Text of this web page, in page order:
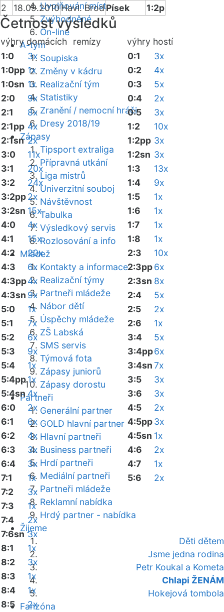
Uvolňování míst
Zvýhodněné
On-line
A-tým
Soupiska
Změny v kádru
Realizační tým
Statistiky
Zranění / nemocní hráči
Dresy 2018/19
Zápasy
Tipsport extraliga
Přípravná utkání
Liga mistrů
Univerzitní souboj
Návštěvnost
Tabulka
Výsledkový servis
Rozlosování a info
Mládež
Kontakty a informace
Realizační týmy
Partneři mládeže
Nábor dětí
Úspěchy mládeže
ZŠ Labská
SMS servis
Týmová fota
Zápasy juniorů
Zápasy dorostu
Partneři
Generální partner
GOLD hlavní partner
Hlavní partneři
Business partneři
Hrdí partneři
Mediální partneři
Partneři mládeže
Reklamní nabídka
Hrdý partner - nabídka
Žijeme
Děti dětem
Jsme jedna rodina
Petr Koukal a Kometa
Chlapi ŽENÁM
Hokejová tombola
Fanzóna
2
18.09.2010Havl. BrodPísek 1:2p
Četnost výsledků
výhry domácích remízy výhry hostí
1:0
3x
1:0pp 1x
1:0sn 1x
2:0
9x
2:1
8x
2:1pp 4x
2:1sn 2x
3:0
11x
3:1
20x
3:2
24x
3:2pp2x
3:2sn 15x
4:0
4x
4:1
15x
4:2
20x
4:3
6x
4:3pp4x
4:3sn 9x
5:0
1x
5:1
7x
5:2
6x
5:3
9x
5:4
1x
5:4pp1x
5:4sn 4x
6:0
2x
6:1
6x
6:2
4x
6:3
3x
6:4
3x
7:1
1x
7:2
3x
7:3
1x
7:4
2x
7:6sn 3x
8:1
1x
8:2
3x
8:3
1x
8:4
1x
8:5
2x
0:1
3x
0:2
4x
0:3
5x
0:4
2x
0:5
3x
1:2
10x
1:2pp 3x
1:2sn 3x
1:3
13x
1:4
9x
1:5
1x
1:6
1x
1:7
1x
1:8
1x
2:3
10x
2:3pp6x
2:3sn 8x
2:4
5x
2:5
2x
2:6
1x
3:4
5x
3:4pp6x
3:4sn7x
3:5
3x
3:6
3x
4:5
2x
4:5pp3x
4:5sn 1x
4:6
2x
4:7
1x
5:6
2x